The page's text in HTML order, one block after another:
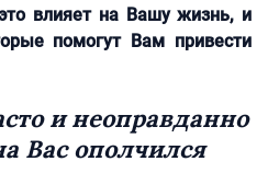
влияет на Вашу жизнь, и
помогут Вам привести
и неоправданно
Вас ополчился